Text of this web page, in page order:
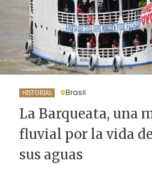
HISTORIAS Brasil
La Barqueata, una
fluvial por la vida
sus aguas